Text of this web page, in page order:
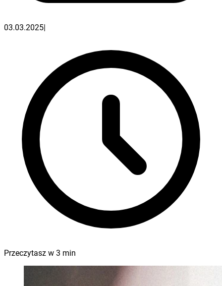
03.03.2025
Przeczytasz w 3 min